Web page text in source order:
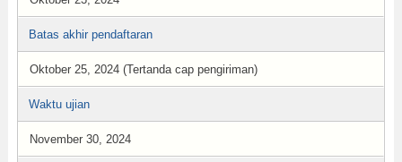
Batas akhir pendaftaran
Oktober 25, 2024 (Tertanda cap pengiriman)
Waktu ujian
November 30, 2024